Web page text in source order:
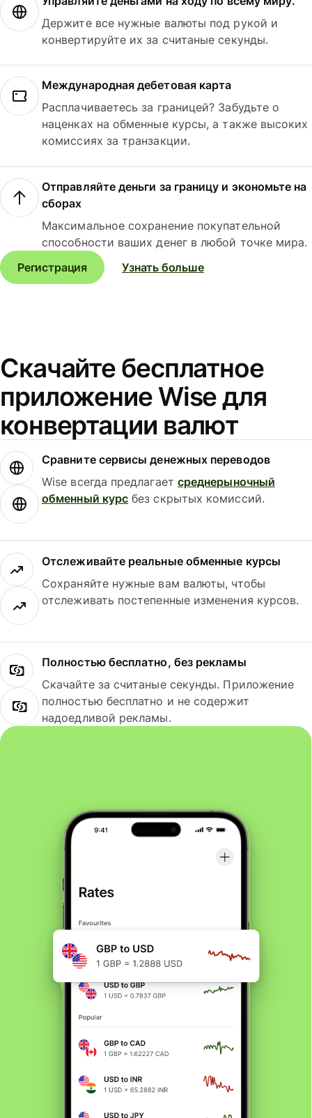
Держите все нужные валюты под рукой и
конвертируйте их за считаные секунды.
Международная дебетовая карта
Расплачиваетесь за границей? Забудьте о
наценках на обменные курсы, а также высоких
комиссиях за транзакции.
Отправляйте деньги за границу и экономьте на
сборах
Максимальное сохранение покупательной
способности ваших денег в любой точке мира.
Регистрация
Узнать больше
Скачайте бесплатное
приложение Wise для
конвертации валют
Сравните сервисы денежных переводов
Wise всегда предлагает среднерыночный
обменный курс без скрытых комиссий.
Отслеживайте реальные обменные курсы
Сохраняйте нужные вам валюты, чтобы
отслеживать постепенные изменения курсов.
Полностью бесплатно, без рекламы
Скачайте за считаные секунды. Приложение
полностью бесплатно и не содержит
надоедливой рекламы.